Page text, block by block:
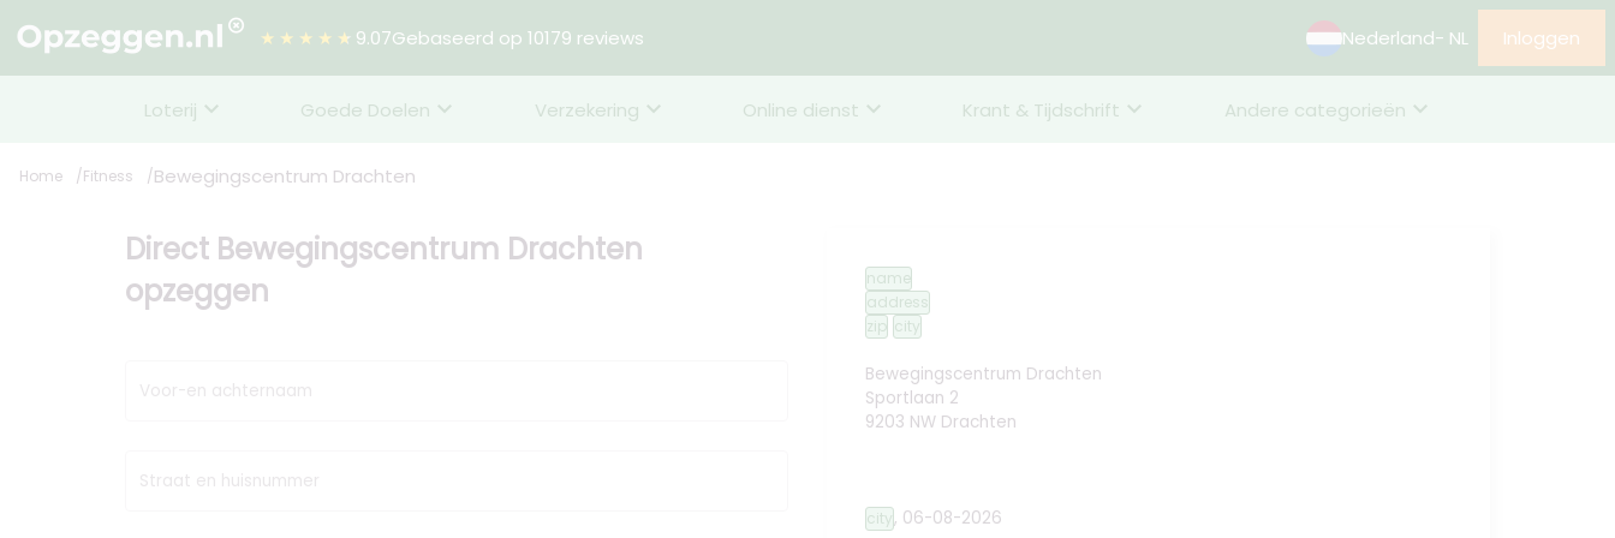
★★★★★ 9.07Gebaseerd op 10179 reviews Nederland- NL Inloggen
Loterij Goede Doelen Verzekering Online dienst Krant & Tijdschrift Andere categorieën
Home Fitness Bewegingscentrum Drachten
Direct Bewegingscentrum Drachten
opzeggen
Voor-en achternaam
Straat en huisnummer
name
address
zip city
Bewegingscentrum Drachten
Sportlaan 2
9203 NW Drachten
city, 06-08-2026